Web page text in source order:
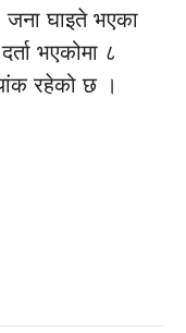
घाइते भएका
भएकोमा ८
रहेको छ ।